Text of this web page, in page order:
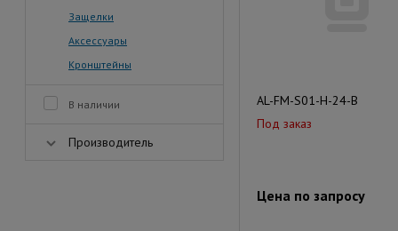
Защелки
Аксессуары
Кронштейны
В наличии
Производитель
AL-FM-S01-H-24-B
Под заказ
Цена по запросу